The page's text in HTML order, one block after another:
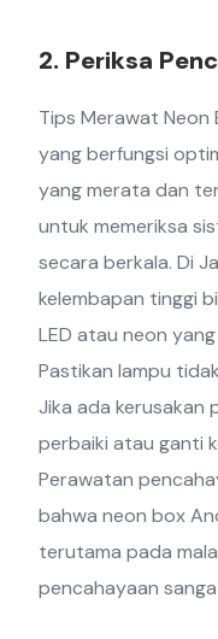
2. Periksa
Tips Merawat
yang berfungsi
yang merata dan
untuk memeriksa
secara berkala. Di
kelembapan tinggi
LED atau neon
Pastikan lampu
Jika ada kerusakan
perbaiki atau ganti
Perawatan
bahwa neon box
terutama pada
pencahayaan